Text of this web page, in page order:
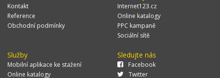
Kontakt
Reference
Obchodní podmínky
Internet123.cz
Online katalogy
PPC kampaně
Sociální sítě
Služby
Mobilní aplikace ke stažení
Online katalogy
Sledujte nás
Facebook
Twitter